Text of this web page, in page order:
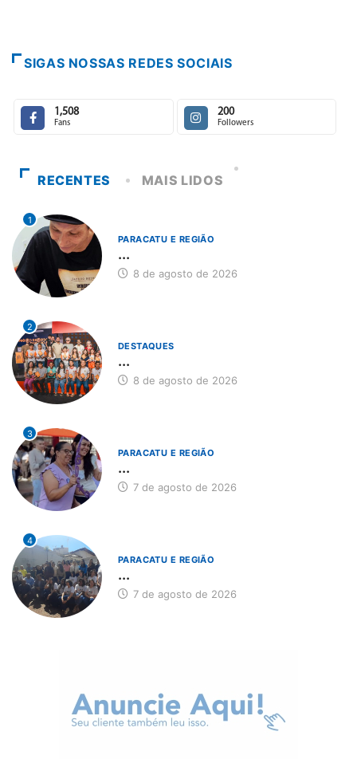
SIGAS NOSSAS REDES SOCIAIS
1,508
Fans
200
Followers
RECENTES MAIS LIDOS
1
PARACATU E REGIÃO
...
8 de agosto de 2026
2
DESTAQUES
...
8 de agosto de 2026
3
PARACATU E REGIÃO
...
7 de agosto de 2026
4
PARACATU E REGIÃO
...
7 de agosto de 2026